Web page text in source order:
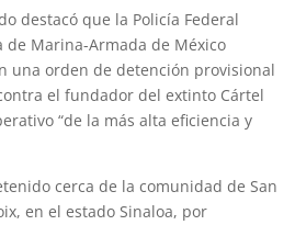
destacó que la Policía Federal
Marina-Armada de México
una orden de detención provisional
el fundador del extinto Cártel
“de la más alta eficiencia y
cerca de la comunidad de San
en el estado Sinaloa, por